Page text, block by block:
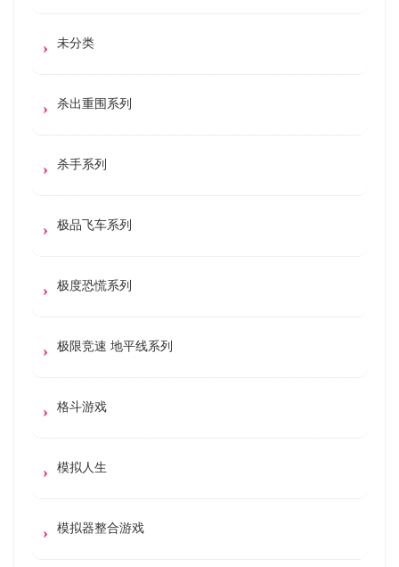
未分类
杀出重围系列
杀手系列
极品飞车系列
极度恐慌系列
极限竞速 地平线系列
格斗游戏
模拟人生
模拟器整合游戏